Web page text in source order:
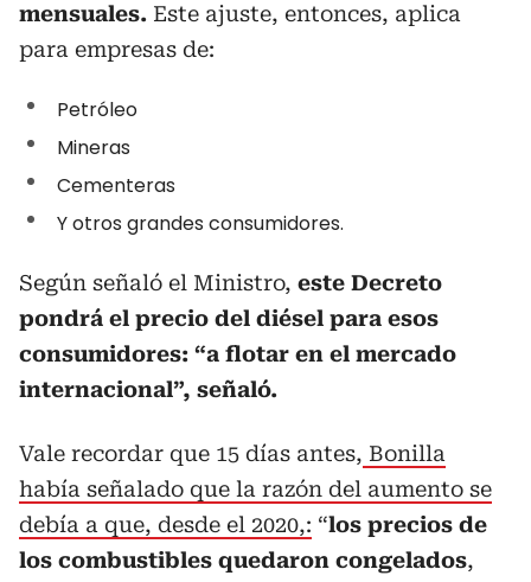
mensuales. Este ajuste, entonces, aplica
para empresas de:
Petróleo
Mineras
Cementeras
Y otros grandes consumidores.
Según señaló el Ministro, este Decreto
pondrá el precio del diésel para esos
consumidores: “a flotar en el mercado
internacional”, señaló.
Vale recordar que 15 días antes, Bonilla
había señalado que la razón del aumento se
debía a que, desde el 2020,: “los precios de
los combustibles quedaron congelados,